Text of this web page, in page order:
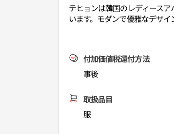
テヒョンは韓国のレディース
います。モダンで優雅なデザ
付加価値税還付方法
事後
取扱品目
服